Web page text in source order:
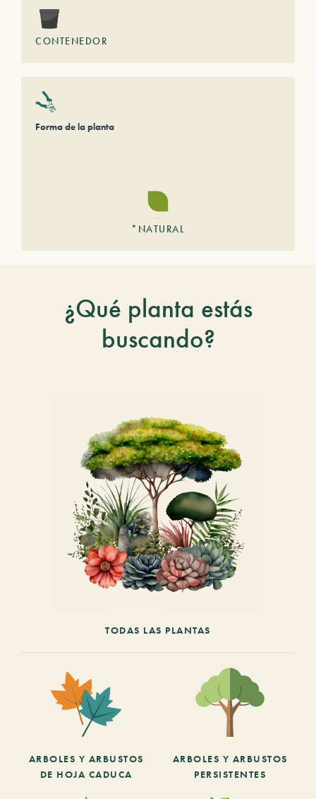
CONTENEDOR
Forma de la planta
*NATURAL
¿Qué planta estás
buscando?
TODAS LAS PLANTAS
ARBOLES Y ARBUSTOS
DE HOJA CADUCA
ARBOLES Y ARBUSTOS
PERSISTENTES